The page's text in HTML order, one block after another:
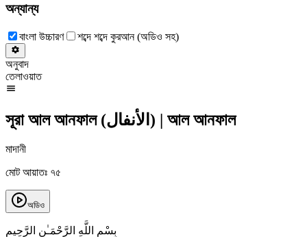
অন্যান্য
বাংলা উচ্চারণ শব্দে শব্দে কুরআন (অডিও সহ)
অনুবাদ
তেলাওয়াত
সূরা আল আনফাল(الأنفال ) | আল আনফাল
মাদানী
মোট আয়াতঃ ৭৫
অডিও
بِسْمِ اللَّهِ الرَّحْمَـٰنِ الرَّحِيمِ